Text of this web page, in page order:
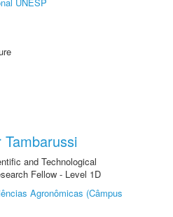
Tambarussi
and Technological
Fellow - Level 1D
Agronômicas (Câmpus